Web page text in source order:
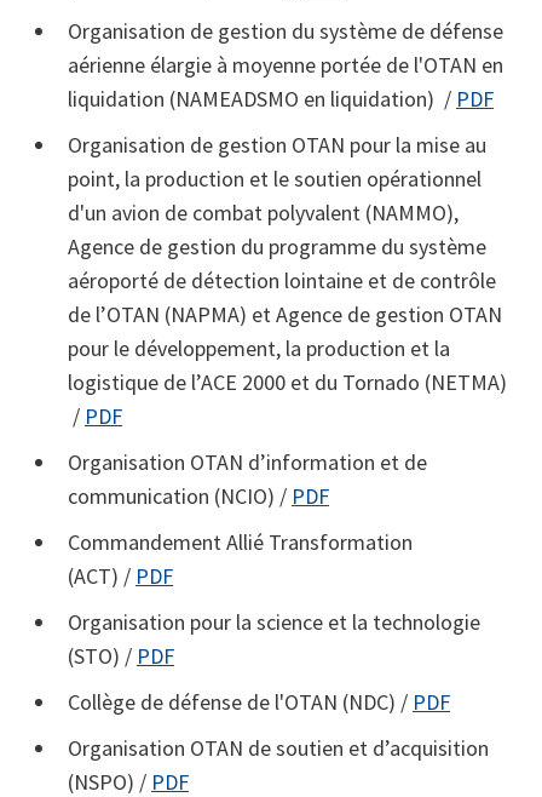
Organisation de gestion du système de défense
aérienne élargie à moyenne portée de l'OTAN en
liquidation (NAMEADSMO en liquidation) / PDF
Organisation de gestion OTAN pour la mise au
point, la production et le soutien opérationnel
d'un avion de combat polyvalent (NAMMO),
Agence de gestion du programme du système
aéroporté de détection lointaine et de contrôle
de l’OTAN (NAPMA) et Agence de gestion OTAN
pour le développement, la production et la
logistique de l’ACE 2000 et du Tornado (NETMA)
/ PDF
Organisation OTAN d’information et de
communication (NCIO) / PDF
Commandement Allié Transformation
(ACT) / PDF
Organisation pour la science et la technologie
(STO) / PDF
Collège de défense de l'OTAN (NDC) / PDF
Organisation OTAN de soutien et d’acquisition
(NSPO) / PDF